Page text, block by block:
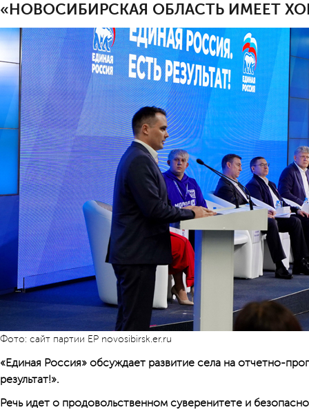
«НОВОСИБИРСКАЯ ОБЛАСТЬ ИМЕЕТ
Фото: сайт партии ЕР novosibirsk.er.ru
«Единая Россия» обсуждает развитие села на отчетно-
результат!».
Речь идет о продовольственном суверенитете и